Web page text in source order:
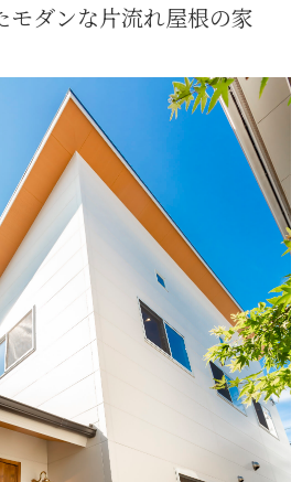
モダンな片流れ屋根の家